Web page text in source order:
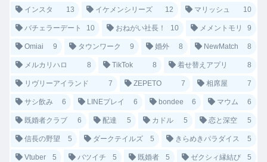
インスタ 13 イケメンシリーズ 12 マリッシュ 10
バチェラーデート 10 おねがい社長！ 10 メメントモリ 9
Omiai 9 タウンワーク 9 婚外 8 NewMatch 8
メルカリハロ 8 TikTok 8 着せ替えアプリ 8
リヴリーアイランド 7 ZEPETO 7 相席屋 7
サシ飲み 6 LINEプレイ 6 bondee 6 マウム 6
既婚者クラブ 6 配達 5 カドル 5 恋と深空 5
信長の野望 5 ダークテイルズ 5 きらめきパラダイス 5
Vtuber 5 バツイチ 5 既婚者 5 ゼクシィ縁結び 5